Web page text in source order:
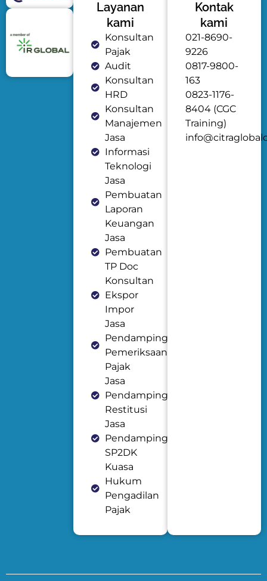
Layanan
kami
Konsultan
Pajak
Audit
Konsultan
HRD
Konsultan
Manajemen
Jasa
Informasi
Teknologi
Jasa
Pembuatan
Laporan
Keuangan
Jasa
Pembuatan
TP Doc
Konsultan
Ekspor
Impor
Jasa
Pendampingan
Pemeriksaan
Pajak
Jasa
Pendampingan
Restitusi
Jasa
Pendampingan
SP2DK
Kuasa
Hukum
Pengadilan
Pajak
Kontak
kami
021-8690-
9226
0817-9800-
163
0823-1176-
8404 (CGC
Training)